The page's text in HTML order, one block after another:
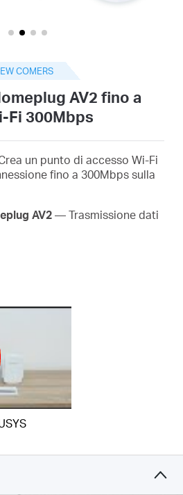
COMERS
AV2 fino a
Fi 300Mbps
un punto di accesso Wi-Fi
fino a 300Mbps sulla
AV2— Trasmissione dati
Le unità sono dotate di
il collegamento di
PC desktop, IP TV e
semplice, nessuna
la copertura
unità powerline alla rete.